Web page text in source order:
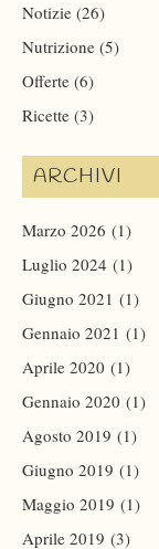
Notizie (26)
Nutrizione (5)
Offerte (6)
Ricette (3)
ARCHIVI
Marzo 2026 (1)
Luglio 2024 (1)
Giugno 2021 (1)
Gennaio 2021 (1)
Aprile 2020 (1)
Gennaio 2020 (1)
Agosto 2019 (1)
Giugno 2019 (1)
Maggio 2019 (1)
Aprile 2019 (3)